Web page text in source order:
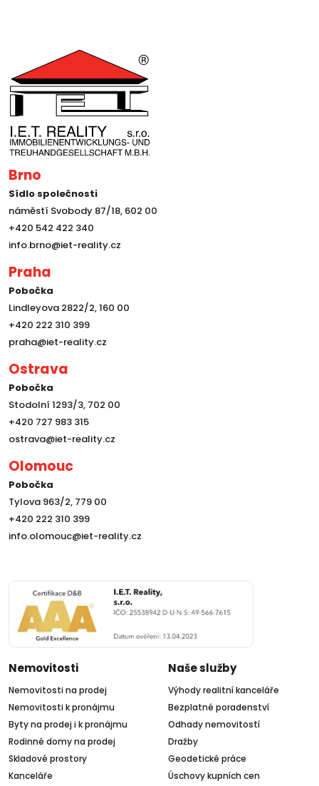
Brno
Sídlo společnosti
náměstí Svobody 87/18, 602 00
+420 542 422 340
info.brno@iet-reality.cz
Praha
Pobočka
Lindleyova 2822/2, 160 00
+420 222 310 399
praha@iet-reality.cz
Ostrava
Pobočka
Stodolní 1293/3, 702 00
+420 727 983 315
ostrava@iet-reality.cz
Olomouc
Pobočka
Tylova 963/2, 779 00
+420 222 310 399
info.olomouc@iet-reality.cz
Nemovitosti
Nemovitosti na prodej
Nemovitosti k pronájmu
Byty na prodej i k pronájmu
Rodinné domy na prodej
Skladové prostory
Kanceláře
Naše služby
Výhody realitní kanceláře
Bezplatné poradenství
Odhady nemovitostí
Dražby
Geodetické práce
Úschovy kupních cen